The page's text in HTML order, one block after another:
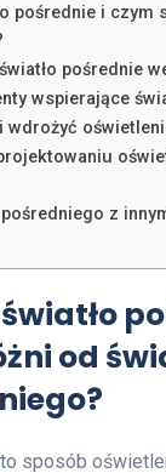
pośrednie i czym
pośrednie
wspierające
wdrożyć
pośredniego z
od
to sposób